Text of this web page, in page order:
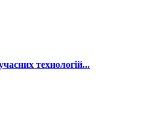
технологій...